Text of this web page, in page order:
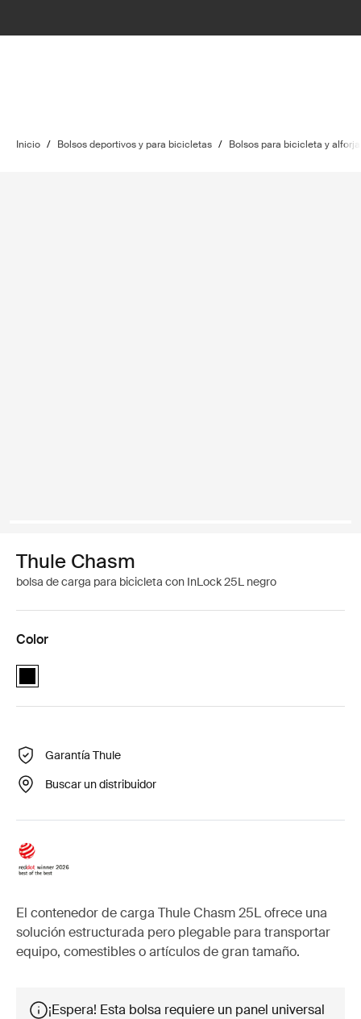
Inicio / Bolsos deportivos y para bicicletas / Bolsos para bicicleta y
Thule Chasm
bolsa de carga para bicicleta con InLock 25L negro
Color
Thule Chasm cargo bin with InLock 25L Negro (selected)
Garantía Thule
Buscar un distribuidor
El contenedor de carga Thule Chasm 25L ofrece una
solución estructurada pero plegable para transportar
equipo, comestibles o artículos de gran tamaño.
¡Espera! Esta bolsa requiere un panel universal